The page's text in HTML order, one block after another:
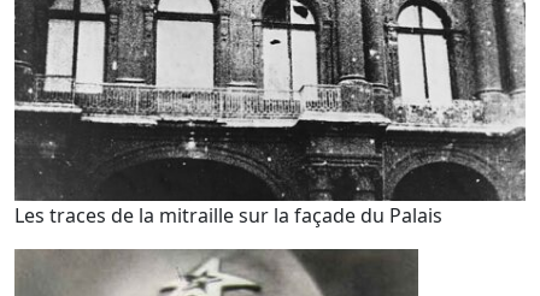
Les traces de la mitraille sur la façade du Palais